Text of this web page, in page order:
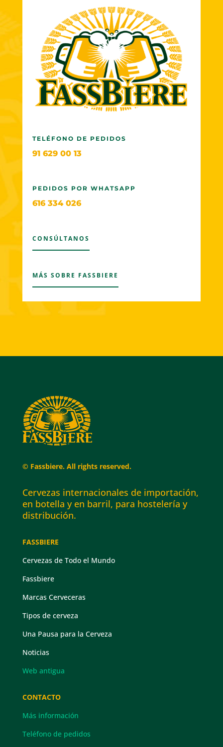
TELÉFONO DE PEDIDOS
91 629 00 13
PEDIDOS POR WHATSAPP
616 334 026
CONSÚLTANOS
MÁS SOBRE FASSBIERE
© Fassbiere. All rights reserved.
Cervezas internacionales de importación,
en botella y en barril, para hostelería y
distribución.
FASSBIERE
Cervezas de Todo el Mundo
Fassbiere
Marcas Cerveceras
Tipos de cerveza
Una Pausa para la Cerveza
Noticias
Web antigua
CONTACTO
Más información
Teléfono de pedidos